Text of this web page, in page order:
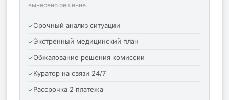
вынесено решение.
Срочный анализ ситуации
Экстренный медицинский план
Обжалование решения комиссии
Куратор на связи 24/7
Рассрочка 2 платежа